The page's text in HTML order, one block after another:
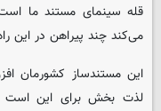
قله سینمای مستند ما است
می‌کند چند پیراهن در این
این مستندساز کشورمان
لذت بخش برای این است